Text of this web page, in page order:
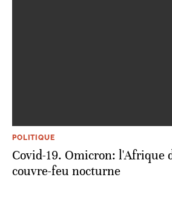
POLITIQUE
Covid-19. Omicron: l'Afrique
couvre-feu nocturne